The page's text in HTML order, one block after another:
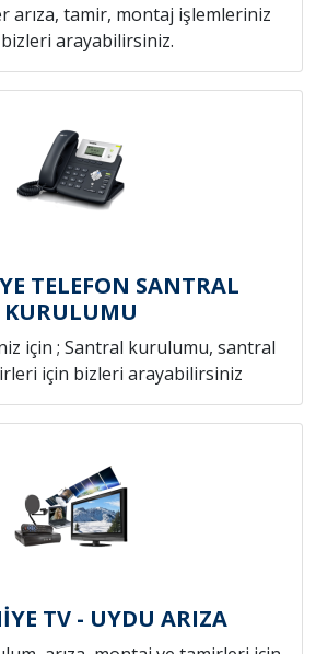
arıza, tamir, montaj işlemleriniz
arayabilirsiniz.
TELEFON SANTRAL
KURULUMU
için ; Santral kurulumu, santral
için bizleri arayabilirsiniz
TV - UYDU ARIZA